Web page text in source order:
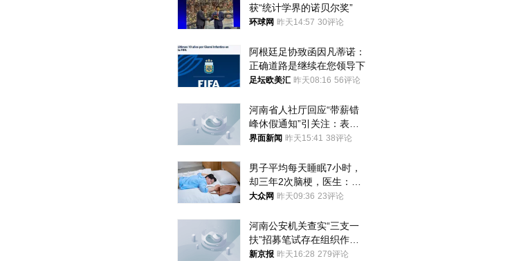
获“统计学界的诺贝尔奖”
环球网 昨天14:57 30评论
阿根廷足协致函因凡蒂诺：
正确道路是继续在您领导下
足坛欧美汇 昨天08:16 56评论
河南省人社厅回应“带薪错
峰休假通知”引关注：表述
不够准确，待修改后印发
界面新闻 昨天15:41 38评论
男子平均每天睡眠7小时，
却三年2次脑梗，医生：这
样睡觉更伤身
大众网 昨天09:36 23评论
河南公安机关查实“三支一
扶”招募笔试存在组织作弊
犯罪行为
新京报 昨天16:28 279评论